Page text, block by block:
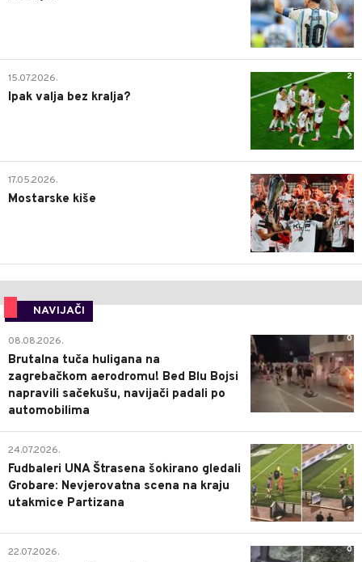
2
15.07.2026.
Ipak valja bez kralja?
0
17.05.2026.
Mostarske kiše
NAVIJAČI
0
08.08.2026.
Brutalna tuča huligana na
zagrebačkom aerodromu! Bed Blu Bojsi
napravili sačekušu, navijači padali po
automobilima
0
24.07.2026.
Fudbaleri UNA Štrasena šokirano gledali
Grobare: Nevjerovatna scena na kraju
utakmice Partizana
0
22.07.2026.